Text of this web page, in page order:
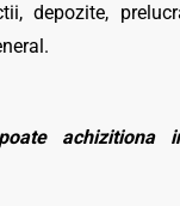
depozite,
achizitiona